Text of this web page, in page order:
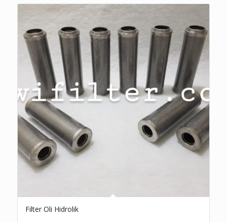
Filter Oli Hidrolik